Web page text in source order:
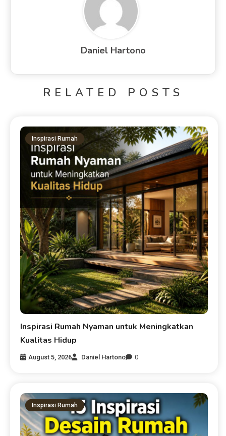
Daniel Hartono
RELATED POSTS
Inspirasi Rumah
Inspirasi Rumah Nyaman untuk Meningkatkan
Kualitas Hidup
August 5, 2026 Daniel Hartono 0
Inspirasi Rumah